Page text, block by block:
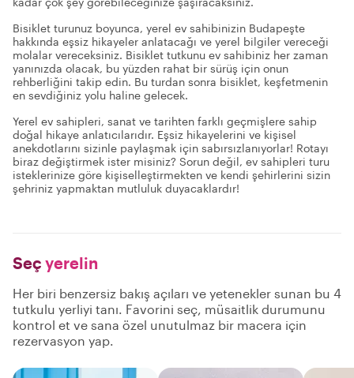
Bisiklet turunuz boyunca, yerel ev sahibinizin Budapeşte
hakkında eşsiz hikayeler anlatacağı ve yerel bilgiler vereceği
molalar vereceksiniz. Bisiklet tutkunu ev sahibiniz her zaman
yanınızda olacak, bu yüzden rahat bir sürüş için onun
rehberliğini takip edin. Bu turdan sonra bisiklet, keşfetmenin
en sevdiğiniz yolu haline gelecek.
Yerel ev sahipleri, sanat ve tarihten farklı geçmişlere sahip
doğal hikaye anlatıcılarıdır. Eşsiz hikayelerini ve kişisel
anekdotlarını sizinle paylaşmak için sabırsızlanıyorlar! Rotayı
biraz değiştirmek ister misiniz? Sorun değil, ev sahipleri turu
isteklerinize göre kişiselleştirmekten ve kendi şehirlerini sizin
şehriniz yapmaktan mutluluk duyacaklardır!
Seç yerelin
Her biri benzersiz bakış açıları ve yetenekler sunan bu 4
tutkulu yerliyi tanı. Favorini seç, müsaitlik durumunu
kontrol et ve sana özel unutulmaz bir macera için
rezervasyon yap.